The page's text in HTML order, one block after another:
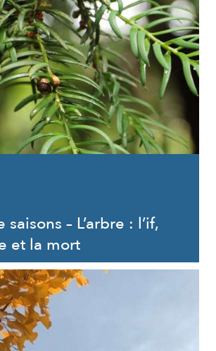
– L’arbre : l’if,
et la mort